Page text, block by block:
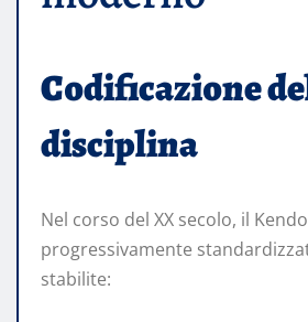
Codificazione
disciplina
Nel corso del XX secolo, il
progressivamente
stabilite: